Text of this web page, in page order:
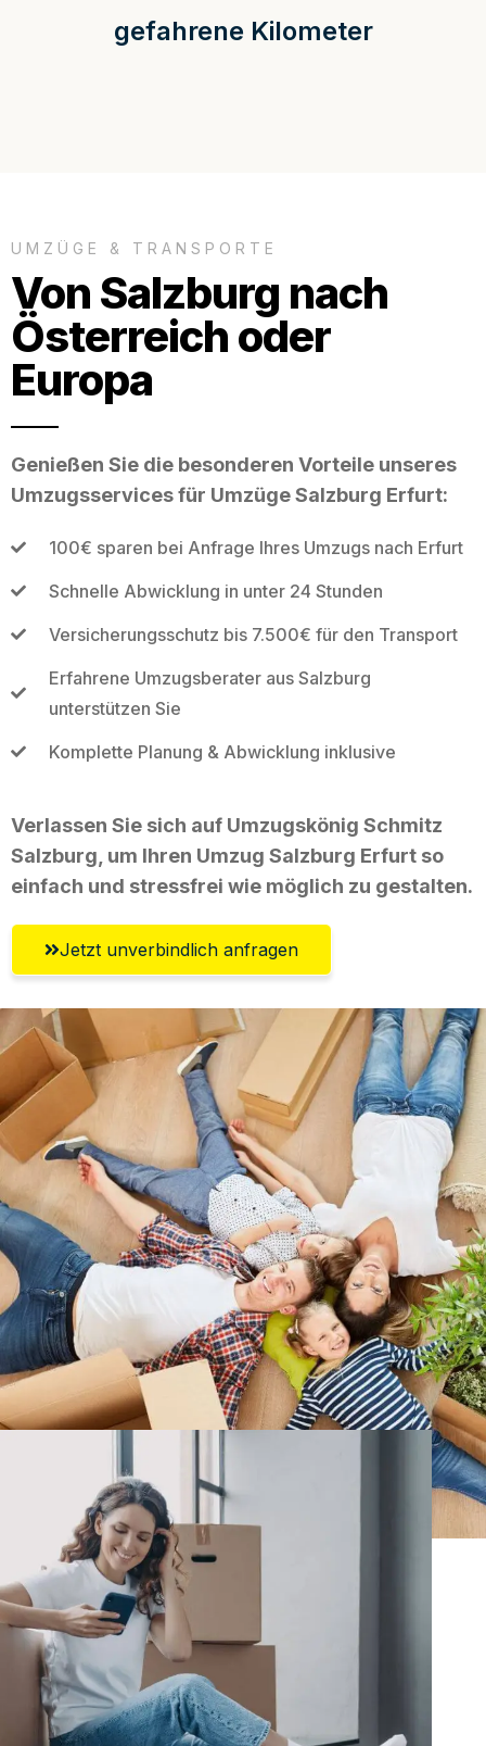
gefahrene Kilometer
UMZÜGE & TRANSPORTE
Von Salzburg nach
Österreich oder
Europa
Genießen Sie die besonderen Vorteile unseres
Umzugsservices für Umzüge Salzburg Erfurt:
100€ sparen bei Anfrage Ihres Umzugs nach Erfurt
Schnelle Abwicklung in unter 24 Stunden
Versicherungsschutz bis 7.500€ für den Transport
Erfahrene Umzugsberater aus Salzburg
unterstützen Sie
Komplette Planung & Abwicklung inklusive
Verlassen Sie sich auf Umzugskönig Schmitz
Salzburg, um Ihren Umzug Salzburg Erfurt so
einfach und stressfrei wie möglich zu gestalten.
Jetzt unverbindlich anfragen